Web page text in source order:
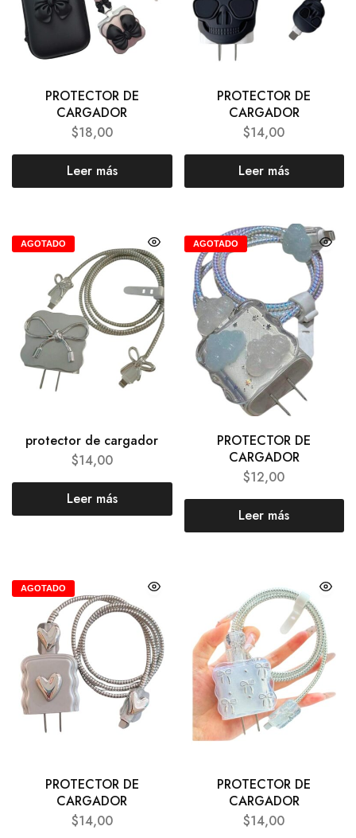
PROTECTOR DE
CARGADOR
$18,00
Leer más
PROTECTOR DE
CARGADOR
$14,00
Leer más
AGOTADO
protector de cargador
$14,00
Leer más
AGOTADO
PROTECTOR DE
CARGADOR
$12,00
Leer más
AGOTADO
PROTECTOR DE
CARGADOR
$14,00
PROTECTOR DE
CARGADOR
$14,00